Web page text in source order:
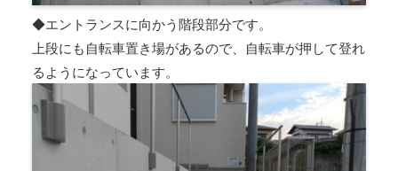
◆エントランスに向かう階段部分です。
上段にも自転車置き場があるので、自転車が押して登れ
るようになっています。